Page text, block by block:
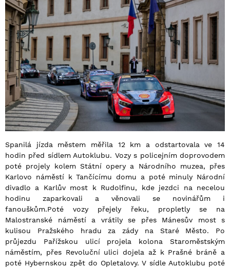
Spanilá jízda městem měřila 12 km a odstartovala ve 14
hodin před sídlem Autoklubu. Vozy s policejním doprovodem
poté projely kolem Státní opery a Národního muzea, přes
Karlovo náměstí k Tančícímu domu a poté minuly Národní
divadlo a Karlův most k Rudolfinu, kde jezdci na necelou
hodinu zaparkovali a věnovali se novinářům i
fanouškům.Poté vozy přejely řeku, propletly se na
Malostranské náměstí a vrátily se přes Mánesův most s
kulisou Pražského hradu za zády na Staré Město. Po
průjezdu Pařížskou ulicí projela kolona Staroměstským
náměstím, přes Revoluční ulici dojela až k Prašné bráně a
poté Hybernskou zpět do Opletalovy. V sídle Autoklubu poté